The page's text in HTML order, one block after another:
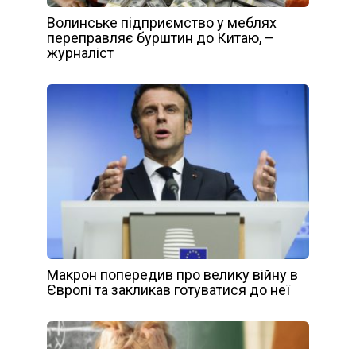
Волинське підприємство у меблях
переправляє бурштин до Китаю, –
журналіст
Макрон попередив про велику війну в
Європі та закликав готуватися до неї